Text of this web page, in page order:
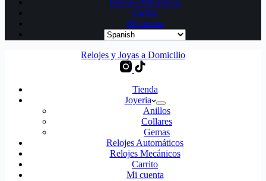
Relojes Mecánicos
Carrito
Mi cuenta
Relojes y Joyas a Domicilio
Tienda
Joyeria
Anillos
Collares
Gemas
Relojes Automáticos
Relojes Mecánicos
Carrito
Mi cuenta